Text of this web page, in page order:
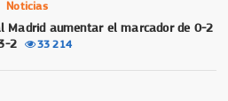
Noticias
Madrid aumentar el marcador de 0-2
2
33 214